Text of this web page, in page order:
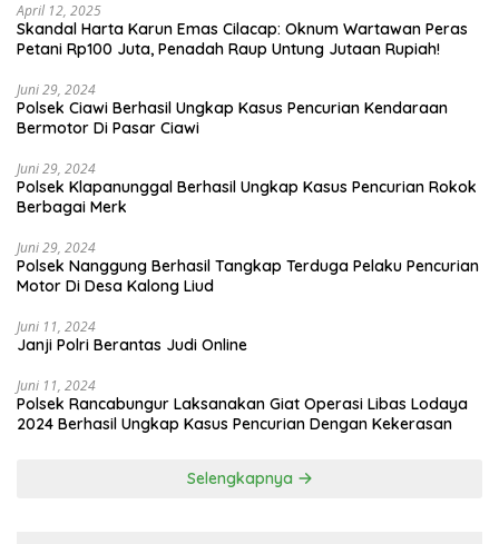
April 12, 2025
Skandal Harta Karun Emas Cilacap: Oknum Wartawan Peras
Petani Rp100 Juta, Penadah Raup Untung Jutaan Rupiah!
Juni 29, 2024
Polsek Ciawi Berhasil Ungkap Kasus Pencurian Kendaraan
Bermotor Di Pasar Ciawi
Juni 29, 2024
Polsek Klapanunggal Berhasil Ungkap Kasus Pencurian Rokok
Berbagai Merk
Juni 29, 2024
Polsek Nanggung Berhasil Tangkap Terduga Pelaku Pencurian
Motor Di Desa Kalong Liud
Juni 11, 2024
Janji Polri Berantas Judi Online
Juni 11, 2024
Polsek Rancabungur Laksanakan Giat Operasi Libas Lodaya
2024 Berhasil Ungkap Kasus Pencurian Dengan Kekerasan
Selengkapnya